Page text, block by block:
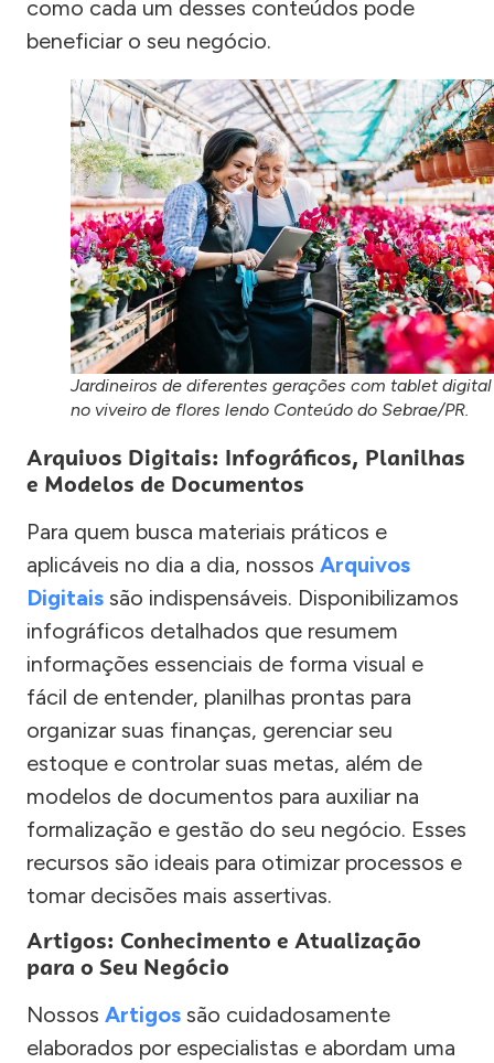
como cada um desses conteúdos pode
beneficiar o seu negócio.
Jardineiros de diferentes gerações com tablet digital
no viveiro de flores lendo Conteúdo do Sebrae/PR.
Arquivos Digitais: Infográficos, Planilhas
e Modelos de Documentos
Para quem busca materiais práticos e
aplicáveis no dia a dia, nossos Arquivos
Digitais são indispensáveis. Disponibilizamos
infográficos detalhados que resumem
informações essenciais de forma visual e
fácil de entender, planilhas prontas para
organizar suas finanças, gerenciar seu
estoque e controlar suas metas, além de
modelos de documentos para auxiliar na
formalização e gestão do seu negócio. Esses
recursos são ideais para otimizar processos e
tomar decisões mais assertivas.
Artigos: Conhecimento e Atualização
para o Seu Negócio
Nossos Artigos são cuidadosamente
elaborados por especialistas e abordam uma